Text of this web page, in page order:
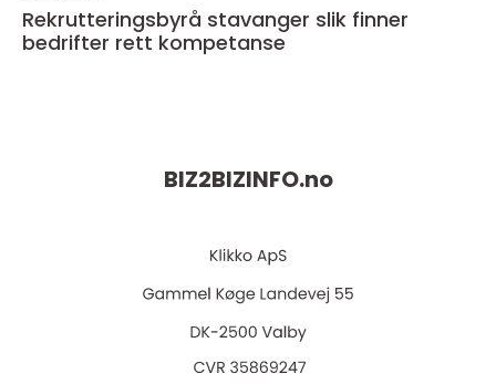
Rekrutteringsbyrå stavanger slik finner
bedrifter rett kompetanse
BIZ2BIZINFO.no